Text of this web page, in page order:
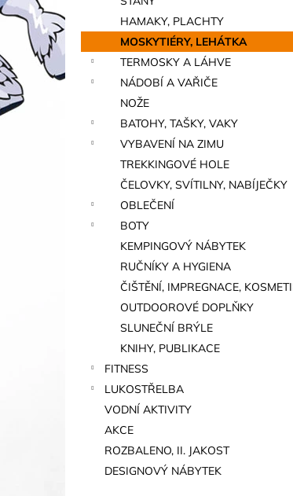
a
n
e
l
HAMAKY, PLACHTY
MOSKYTIÉRY, LEHÁTKA
TERMOSKY A LÁHVE
NÁDOBÍ A VAŘIČE
NOŽE
BATOHY, TAŠKY, VAKY
VYBAVENÍ NA ZIMU
TREKKINGOVÉ HOLE
ČELOVKY, SVÍTILNY, NABÍJEČKY
OBLEČENÍ
BOTY
KEMPINGOVÝ NÁBYTEK
RUČNÍKY A HYGIENA
ČIŠTĚNÍ, IMPREGNACE,
OUTDOOROVÉ DOPLŇKY
SLUNEČNÍ BRÝLE
KNIHY, PUBLIKACE
FITNESS
LUKOSTŘELBA
VODNÍ AKTIVITY
AKCE
ROZBALENO, II. JAKOST
DESIGNOVÝ NÁBYTEK